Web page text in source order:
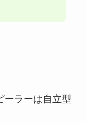
ーラーは自立型